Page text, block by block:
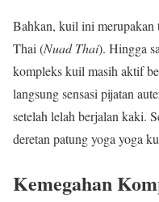
Bahkan, kuil ini merupakan
Thai (Nuad Thai). Hingga
kompleks kuil masih aktif
langsung sensasi pijatan
setelah lelah berjalan kaki.
deretan patung yoga yoga
Kemegahan